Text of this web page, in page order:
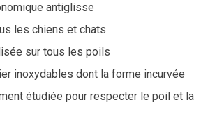
antiglisse
les chiens et chats
sur tous les poils
inoxydables dont la forme incurvée
étudiée pour respecter le poil et la